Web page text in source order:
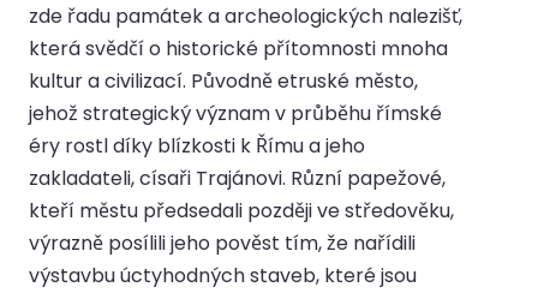
zde řadu památek a archeologických nalezišť,
která svědčí o historické přítomnosti mnoha
kultur a civilizací. Původně etruské město,
jehož strategický význam v průběhu římské
éry rostl díky blízkosti k Římu a jeho
zakladateli, císaři Trajánovi. Různí papežové,
kteří městu předsedali později ve středověku,
výrazně posílili jeho pověst tím, že nařídili
výstavbu úctyhodných staveb, které jsou